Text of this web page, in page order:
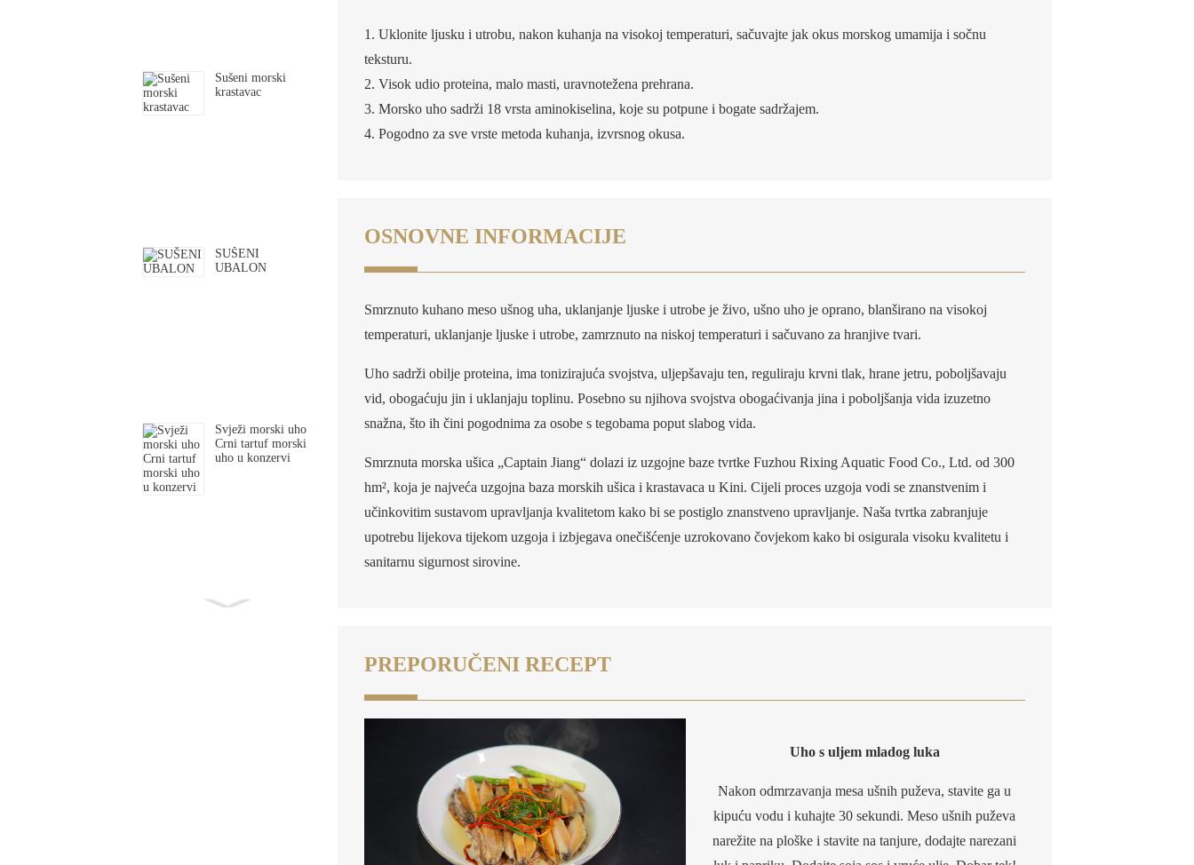
Sušeni morski
krastavac
SUŠENI
UBALON
Svježi morski uho
Crni tartuf morski
uho u konzervi
Zamrznuti
1. Uklonite ljusku i utrobu, nakon kuhanja na visokoj temperaturi, sačuvajte jak okus morskog umamija i sočnu
teksturu.
2. Visok udio proteina, malo masti, uravnotežena prehrana.
3. Morsko uho sadrži 18 vrsta aminokiselina, koje su potpune i bogate sadržajem.
4. Pogodno za sve vrste metoda kuhanja, izvrsnog okusa.
OSNOVNE INFORMACIJE
Smrznuto kuhano meso ušnog uha, uklanjanje ljuske i utrobe je živo, ušno uho je oprano, blanširano na visokoj
temperaturi, uklanjanje ljuske i utrobe, zamrznuto na niskoj temperaturi i sačuvano za hranjive tvari.
Uho sadrži obilje proteina, ima tonizirajuća svojstva, uljepšavaju ten, reguliraju krvni tlak, hrane jetru, poboljšavaju
vid, obogaćuju jin i uklanjaju toplinu. Posebno su njihova svojstva obogaćivanja jina i poboljšanja vida izuzetno
snažna, što ih čini pogodnima za osobe s tegobama poput slabog vida.
Smrznuta morska ušica „Captain Jiang“ dolazi iz uzgojne baze tvrtke Fuzhou Rixing Aquatic Food Co., Ltd. od 300
hm², koja je najveća uzgojna baza morskih ušica i krastavaca u Kini. Cijeli proces uzgoja vodi se znanstvenim i
učinkovitim sustavom upravljanja kvalitetom kako bi se postiglo znanstveno upravljanje. Naša tvrtka zabranjuje
upotrebu lijekova tijekom uzgoja i izbjegava onečišćenje uzrokovano čovjekom kako bi osigurala visoku kvalitetu i
sanitarnu sigurnost sirovine.
PREPORUČENI RECEPT
Uho s uljem mladog luka
Nakon odmrzavanja mesa ušnih puževa, stavite ga u
kipuću vodu i kuhajte 30 sekundi. Meso ušnih puževa
narežite na ploške i stavite na tanjure, dodajte narezani